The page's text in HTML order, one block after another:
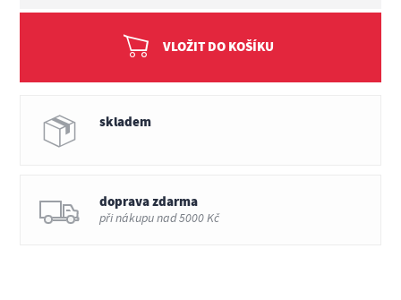
VLOŽIT DO KOŠÍKU
skladem
doprava zdarma
při nákupu nad 5000 Kč